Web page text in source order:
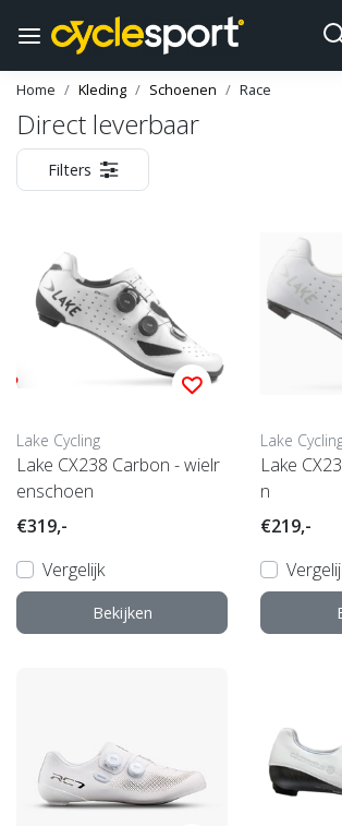
Home Kleding Schoenen Race
Direct leverbaar
Filters
Lake Cycling
Lake CX238 Carbon - wielr
enschoen
€319,-
Vergelijk
Bekijken
Lake
Lake
n
€219,-